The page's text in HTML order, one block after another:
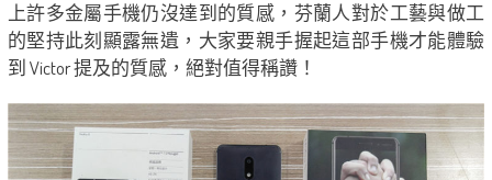
上許多金屬手機仍沒達到的質感，芬蘭人對於工藝與做工
的堅持此刻顯露無遺，大家要親手握起這部手機才能體驗
到 Victor 提及的質感，絕對值得稱讚！